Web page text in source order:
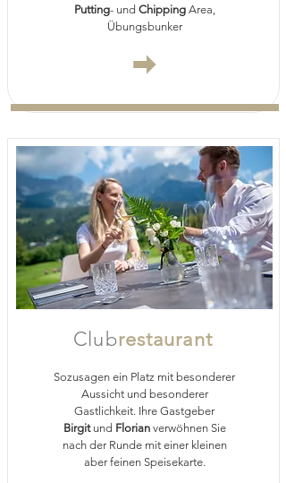
Putting- und Chipping Area,
Übungsbunker
Clubrestaurant
Sozusagen ein Platz mit besonderer
Aussicht und besonderer
Gastlichkeit. Ihre Gastgeber
Birgit und Florian verwöhnen Sie
nach der Runde mit einer kleinen
aber feinen Speisekarte.